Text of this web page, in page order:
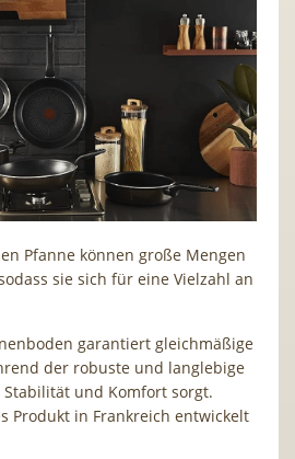
Pfanne können große Mengen
sie sich für eine Vielzahl an
garantiert gleichmäßige
der robuste und langlebige
und Komfort sorgt.
Produkt in Frankreich entwickelt